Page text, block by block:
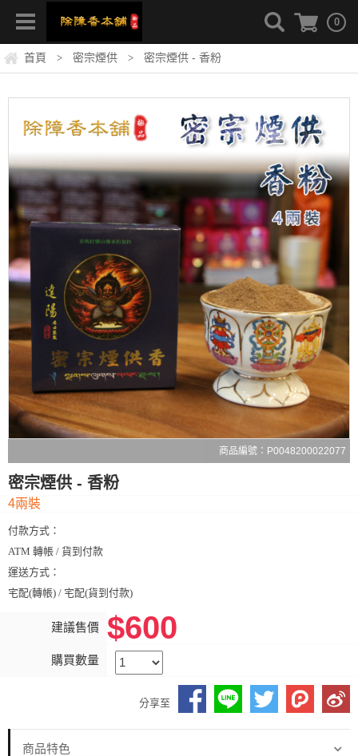
0
首頁 > 密宗煙供 > 密宗煙供 - 香粉
商品編號：P0048200022077
密宗煙供 - 香粉
4兩裝
付款方式：
ATM 轉帳 / 貨到付款
運送方式：
宅配(轉帳) / 宅配(貨到付款)
建議售價 $600
購買數量
分享至
商品特色